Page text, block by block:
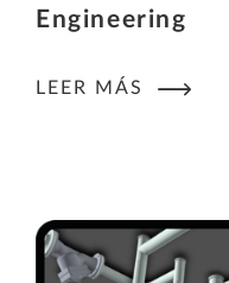
Engineering
LEER MÁS